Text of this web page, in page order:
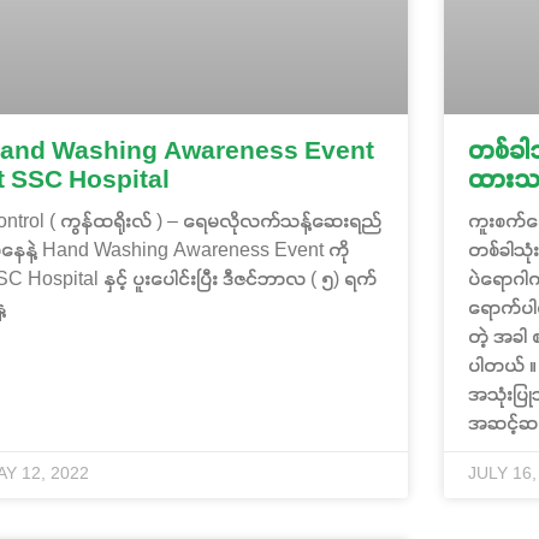
Washing Awareness Event
SSC Hospital
( ကွန်ထရိုးလ် ) – ရေမလိုလက်သန့်ဆေးရည်
ေနဲ့ Hand Washing Awareness Event ကို
Hospital နှင့် ပူးပေါင်းပြီး ဒီဇင်ဘာလ ( ၅) ရက်
12, 2022
တစ်ခ
ထား
ကူးစက်ရ
တစ်ခါ
ပဲရော
ရောက်
တဲ့ အခါ
ပါတယ်
အသုံးပြု
အဆင့်ဆ
JULY